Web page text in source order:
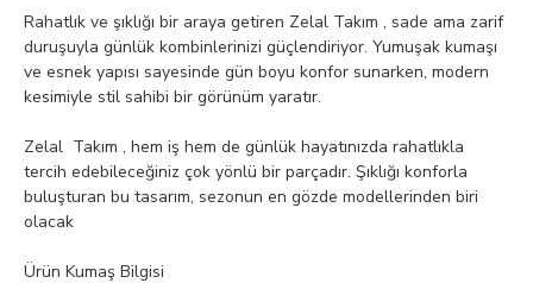
Rahatlık ve şıklığı bir araya getiren Zelal Takım , sade ama zarif
duruşuyla günlük kombinlerinizi güçlendiriyor. Yumuşak kumaşı
ve esnek yapısı sayesinde gün boyu konfor sunarken, modern
kesimiyle stil sahibi bir görünüm yaratır.
Zelal Takım , hem iş hem de günlük hayatınızda rahatlıkla
tercih edebileceğiniz çok yönlü bir parçadır. Şıklığı konforla
buluşturan bu tasarım, sezonun en gözde modellerinden biri
olacak
Ürün Kumaş Bilgisi